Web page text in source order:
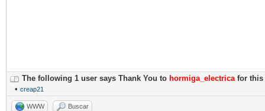
The following 1 user says Thank You to hormiga_electricafor this
• creap21
WWW Buscar